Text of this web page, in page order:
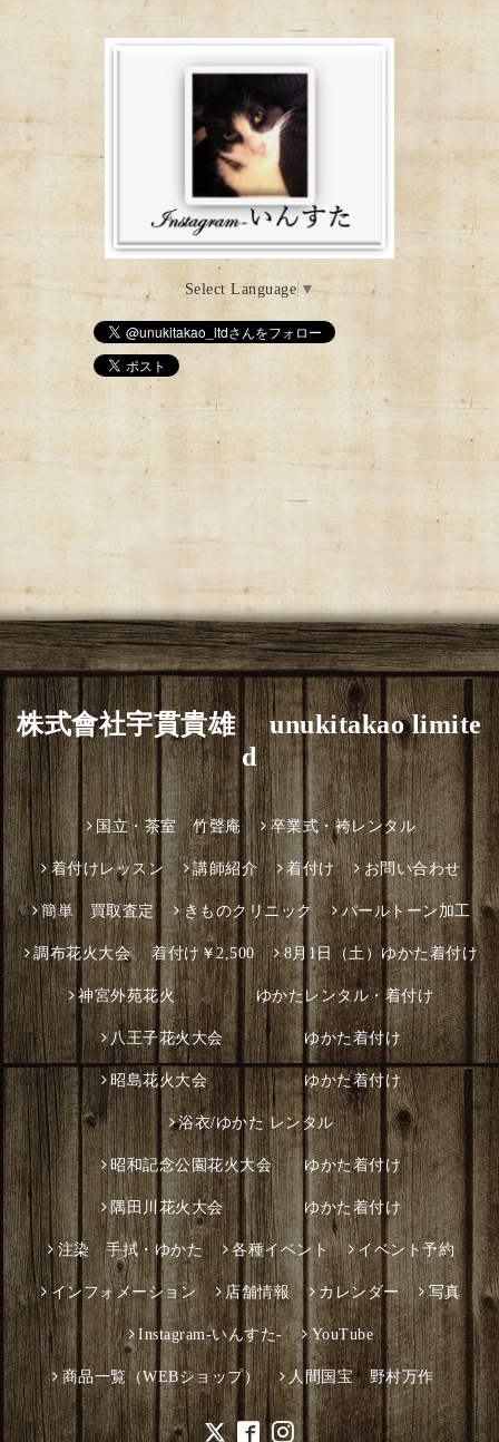
Select Language ▼
株式會社宇貫貴雄 unukitakao limite
d
国立・茶室 竹聲庵 卒業式・袴レンタル
着付けレッスン 講師紹介 着付け お問い合わせ
簡単 買取査定 きものクリニック パールトーン加工
調布花火大会 着付け￥2,500 8月1日（土）ゆかた着付け
神宮外苑花火 ゆかたレンタル・着付け
八王子花火大会 ゆかた着付け
昭島花火大会 ゆかた着付け
浴衣/ゆかた レンタル
昭和記念公園花火大会 ゆかた着付け
隅田川花火大会 ゆかた着付け
注染 手拭・ゆかた 各種イベント イベント予約
インフォメーション 店舗情報 カレンダー 写真
Instagram-いんすた- YouTube
商品一覧（WEBショップ） 人間国宝 野村万作